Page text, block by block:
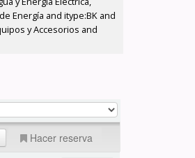
Energía and itype:BK and
y Accesorios and
Hacer reserva